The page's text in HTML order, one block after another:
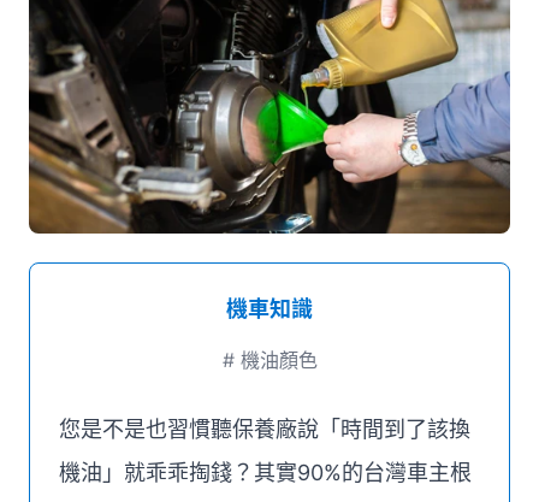
媒體推薦
聯絡我們
機車知識
# 機油顏色
您是不是也習慣聽保養廠說「時間到了該換
機油」就乖乖掏錢？其實90%的台灣車主根